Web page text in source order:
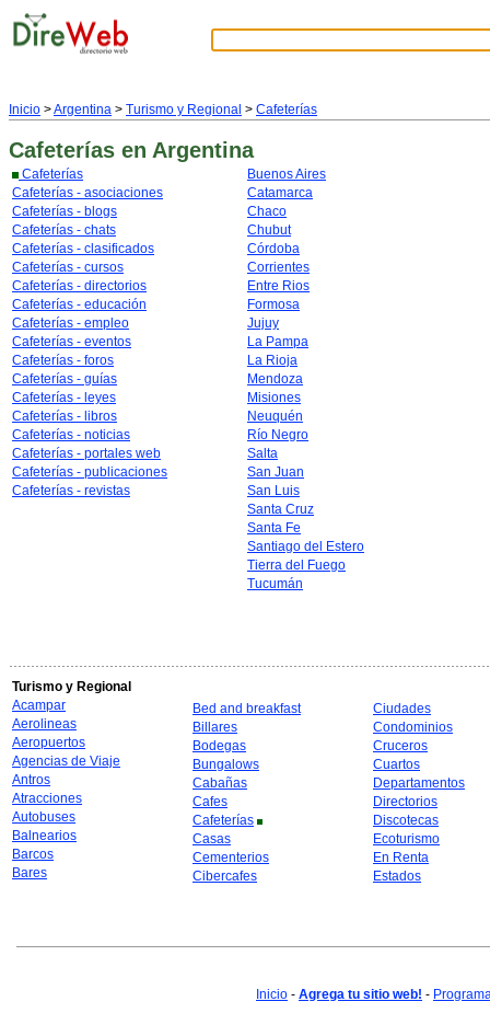
Inicio >Argentina > Turismo y Regional > Cafeterías
Cafeterías en Argentina
Cafeterías
Cafeterías - asociaciones
Cafeterías - blogs
Cafeterías - chats
Cafeterías - clasificados
Cafeterías - cursos
Cafeterías - directorios
Cafeterías - educación
Cafeterías - empleo
Cafeterías - eventos
Cafeterías - foros
Cafeterías - guías
Cafeterías - leyes
Cafeterías - libros
Cafeterías - noticias
Cafeterías - portales web
Cafeterías - publicaciones
Cafeterías - revistas
Buenos Aires
Catamarca
Chaco
Chubut
Córdoba
Corrientes
Entre Rios
Formosa
Jujuy
La Pampa
La Rioja
Mendoza
Misiones
Neuquén
Río Negro
Salta
San Juan
San Luis
Santa Cruz
Santa Fe
Santiago del Estero
Tierra del Fuego
Tucumán
Turismo y Regional
Acampar
Aerolineas
Aeropuertos
Agencias de Viaje
Antros
Atracciones
Autobuses
Balnearios
Barcos
Bares
Bed and breakfast
Billares
Bodegas
Bungalows
Cabañas
Cafes
Cafeterías
Casas
Cementerios
Cibercafes
Ciudades
Condominios
Cruceros
Cuartos
Departamentos
Directorios
Discotecas
Ecoturismo
En Renta
Estados
Inicio - Agrega tu sitio web! -